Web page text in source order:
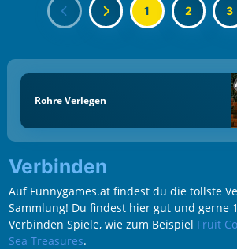
1 2 3
Rohre Verlegen
Verbinden
Auf Funnygames.at findest du die tollste
Sammlung! Du findest hier gut und gerne
Verbinden Spiele, wie zum Beispiel Fruit
Sea Treasures.